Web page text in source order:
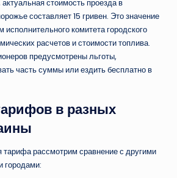
стоимость проезда в
составляет 15 гривен. Это значение
комитета городского
расчетов и стоимости топлива.
предусмотрены льготы,
часть суммы или ездить бесплатно в
в разных
рассмотрим сравнение с другими
городами: